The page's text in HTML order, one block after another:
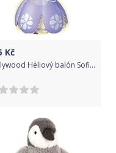
Kč
Hollywood Héliový balón Sofia Prvá - 80 cm